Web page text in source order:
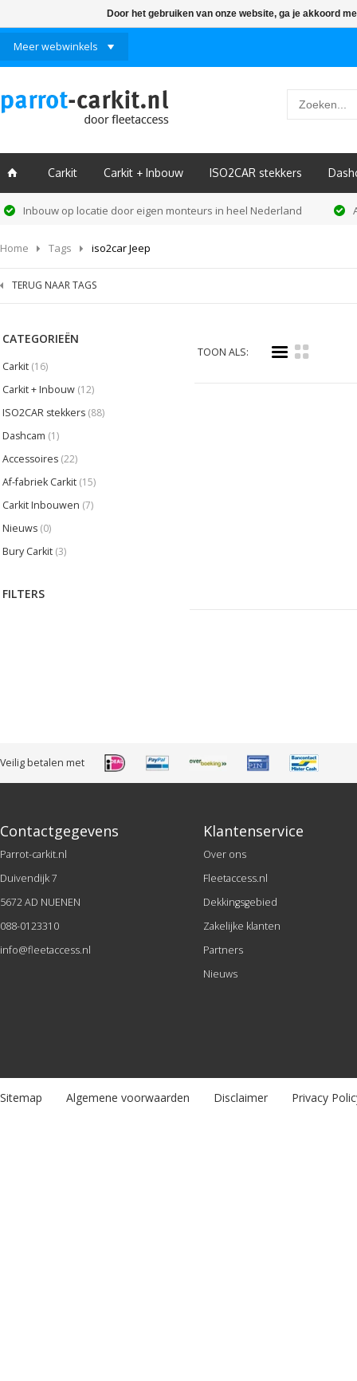
Meer webwinkels
ï Carkit Carkit + Inbouw ISO2CAR stekkers
Inbouw op locatie door eigen monteurs in heel Nederland
Home Tags iso2car Jeep
TERUG NAAR TAGS
CATEGORIEËN
Carkit (16)
Carkit + Inbouw (12)
ISO2CAR stekkers (88)
Dashcam (1)
Accessoires (22)
Af-fabriek Carkit (15)
Carkit Inbouwen (7)
Nieuws (0)
Bury Carkit (3)
FILTERS
TOON ALS: i k
Veilig betalen met
Contactgegevens
Parrot-carkit.nl
Duivendijk 7
5672 AD NUENEN
088-0123310
info@fleetaccess.nl
Klantenservice
Over ons
Fleetaccess.nl
Dekkingsgebied
Zakelijke klanten
Partners
Nieuws
Sitemap Algemene voorwaarden Disclaimer Privacy
Door het gebruiken van onze website, ga je akkoord